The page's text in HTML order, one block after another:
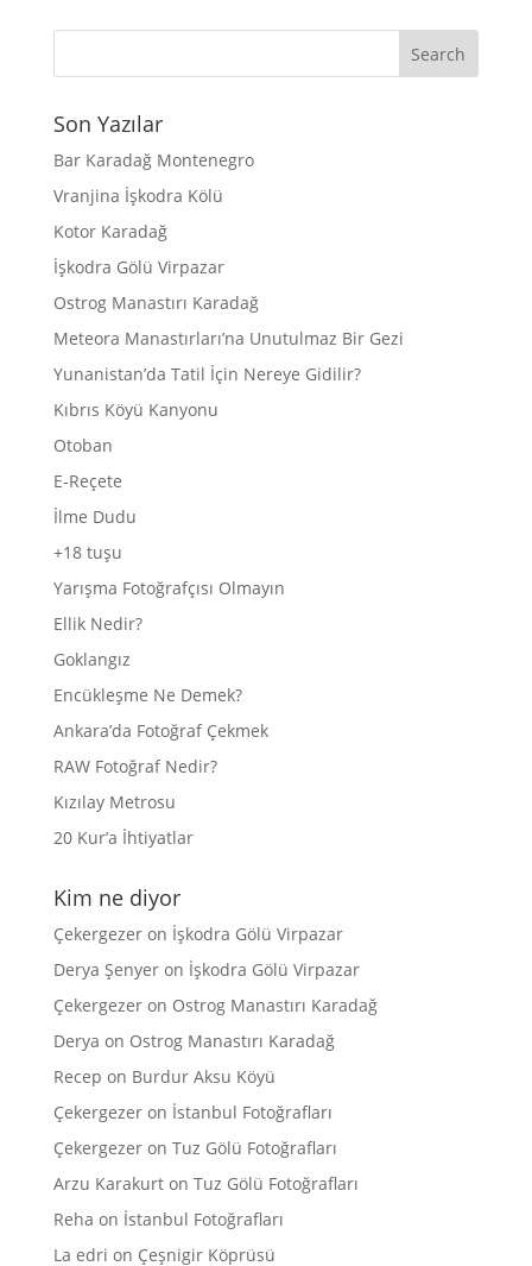
Son Yazılar
Bar Karadağ Montenegro
Vranjina İşkodra Kölü
Kotor Karadağ
İşkodra Gölü Virpazar
Ostrog Manastırı Karadağ
Meteora Manastırları’na Unutulmaz Bir Gezi
Yunanistan’da Tatil İçin Nereye Gidilir?
Kıbrıs Köyü Kanyonu
Otoban
E-Reçete
İlme Dudu
+18 tuşu
Yarışma Fotoğrafçısı Olmayın
Ellik Nedir?
Goklangız
Encükleşme Ne Demek?
Ankara’da Fotoğraf Çekmek
RAW Fotoğraf Nedir?
Kızılay Metrosu
20 Kur’a İhtiyatlar
Kim ne diyor
Çekergezeron İşkodra Gölü Virpazar
Derya Şenyeron İşkodra Gölü Virpazar
Çekergezeron Ostrog Manastırı Karadağ
Derya on Ostrog Manastırı Karadağ
Recep on Burdur Aksu Köyü
Çekergezeron İstanbul Fotoğrafları
Çekergezeron Tuz Gölü Fotoğrafları
Arzu Karakurton Tuz Gölü Fotoğrafları
Reha on İstanbul Fotoğrafları
La edri on Çeşnigir Köprüsü